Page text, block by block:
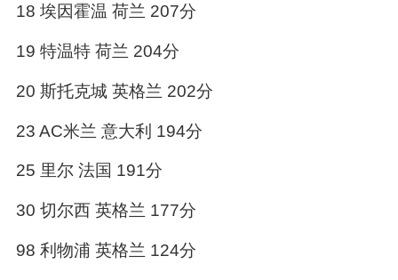
18 埃因霍温 荷兰 207分
19 特温特 荷兰 204分
20 斯托克城 英格兰 202分
23 AC米兰 意大利 194分
25 里尔 法国 191分
30 切尔西 英格兰 177分
98 利物浦 英格兰 124分